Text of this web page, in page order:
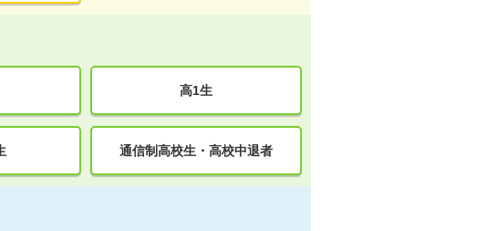
高1生
通信制高校生・高校中退者